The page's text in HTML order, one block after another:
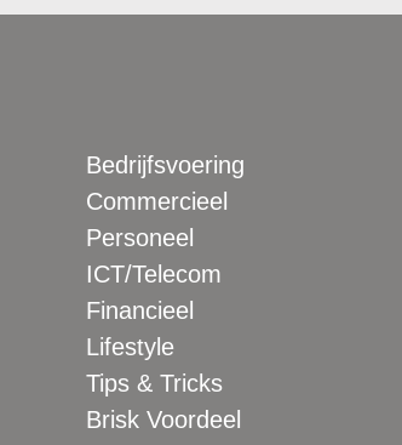
Bedrijfsvoering
Commercieel
Personeel
ICT/Telecom
Financieel
Lifestyle
Tips & Tricks
Brisk Voordeel